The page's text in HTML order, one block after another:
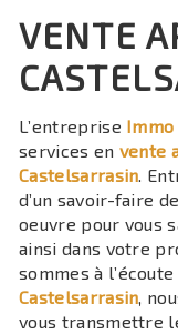
VENTE
L’entreprise
services en vente
Castelsarrasin.
d’un savoir-faire
oeuvre pour vous
ainsi dans votre
sommes à
Castelsarrasin,
vous transmettre